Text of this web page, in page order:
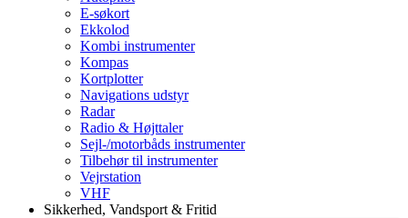
E-søkort
Ekkolod
Kombi instrumenter
Kompas
Kortplotter
Navigations udstyr
Radar
Radio & Højttaler
Sejl-/motorbåds instrumenter
Tilbehør til instrumenter
Vejrstation
VHF
Sikkerhed, Vandsport & Fritid